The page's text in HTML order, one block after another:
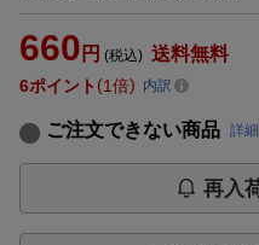
660 円 (税込) 送料無料
6ポイント 1倍 内訳
ご注文できない商品 詳細
再入